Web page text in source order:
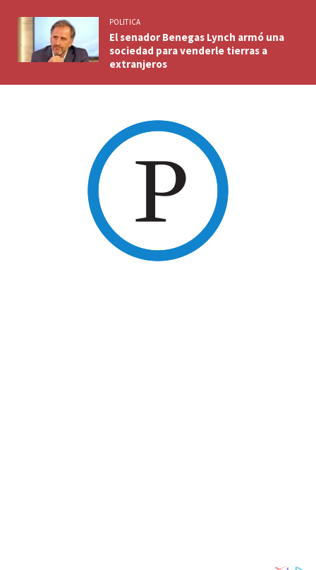
POLITICA
El senador Benegas Lynch armó una
sociedad para venderle tierras a
extranjeros